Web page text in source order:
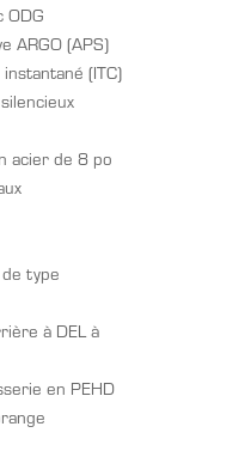
ODG
ARGO (APS)
(ITC)
acier de 8 po
type
à DEL à
en PEHD